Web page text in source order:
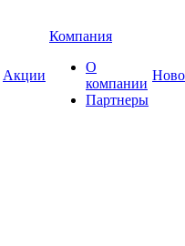
Акции
Компания
О
компании
Партнеры